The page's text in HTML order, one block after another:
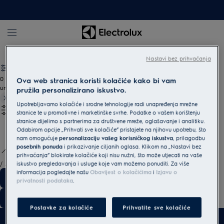
0
undefined
/ 3
Ova web stranica koristi kolačiće kako bi vam
pružila personalizirano iskustvo.
Upotrebljavamo kolačiće i srodne tehnologije radi unapređenja mrežne
stranice te u promotivne i marketinške svrhe. Podatke o vašem korištenju
stranice dijelimo s partnerima za društvene mreže, oglašavanje i analitiku.
Odabirom opcije „Prihvati sve kolačiće” pristajete na njihovu upotrebu, što
nam omogućujepersonalizaciju vašeg korisničkog iskustva, prilagodbu
posebnih ponuda i prikazivanje ciljanih oglasa. Klikom na „Nastavi bez
prihvaćanja” blokirate kolačiće koji nisu nužni, što može utjecati na vaše
iskustvo pregledavanja i usluge koje vam možemo ponuditi. Za više
informacija pogledajte našuObavijest o kolačićima i Izjavu o
privatnosti podataka.
Postavke za kolačiće Prihvatite sve kolačiće
Nastavi bez prihvaćanja